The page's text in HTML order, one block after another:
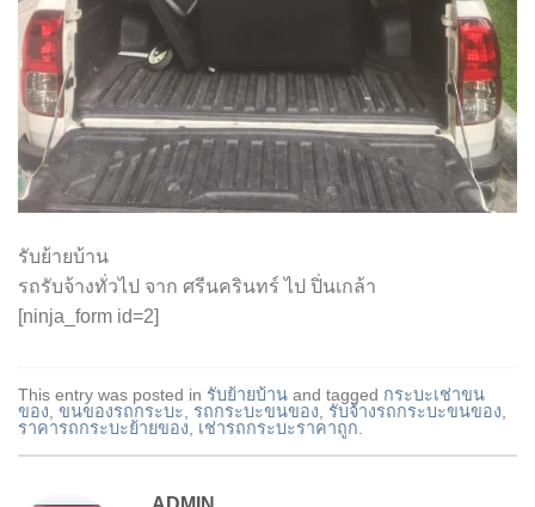
รับย้ายบ้าน
รถรับจ้างทั่วไป จาก ศรีนครินทร์ ไป ปิ่นเกล้า
[ninja_form id=2]
This entry was posted in รับย้ายบ้าน and tagged กระบะเช่าขน
ของ, ขนของรถกระบะ, รถกระบะขนของ, รับจ้างรถกระบะขนของ,
ราคารถกระบะย้ายของ, เช่ารถกระบะราคาถูก.